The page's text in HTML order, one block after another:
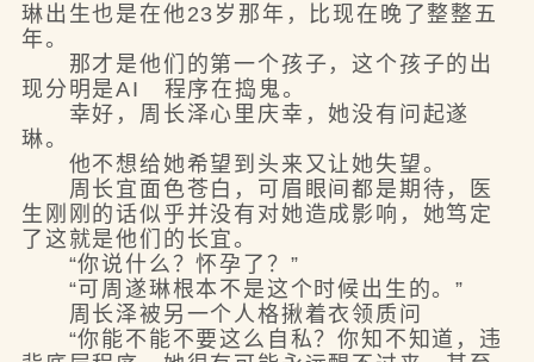
琳出生也是在他23岁那年，比现在晚了整整五
年。
那才是他们的第一个孩子，这个孩子的出
现分明是AI 程序在捣鬼。
幸好，周长泽心里庆幸，她没有问起遂
琳。
他不想给她希望到头来又让她失望。
周长宜面色苍白，可眉眼间都是期待，医
生刚刚的话似乎并没有对她造成影响，她笃定
了这就是他们的长宜。
“你说什么？怀孕了？”
“可周遂琳根本不是这个时候出生的。”
周长泽被另一个人格揪着衣领质问
“你能不能不要这么自私？你知不知道，违